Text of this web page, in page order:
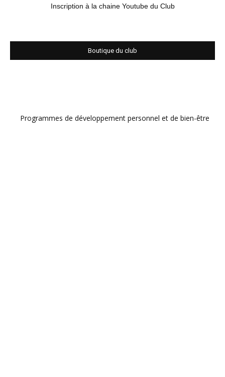
Inscription à la chaine Youtube du Club
Boutique du club
Programmes de développement personnel et de bien-être